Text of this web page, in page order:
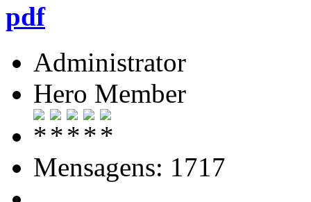
pdf
Administrator
Hero Member
Mensagens: 1717